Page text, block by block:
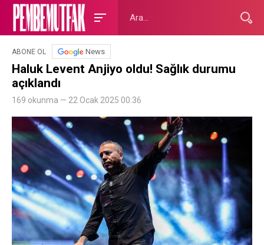
ABONE OL News
Haluk Levent Anjiyo oldu! Sağlık durumu
açıklandı
169 okunma — 22 Ocak 2025 00:36